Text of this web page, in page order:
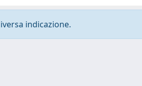
indicazione.